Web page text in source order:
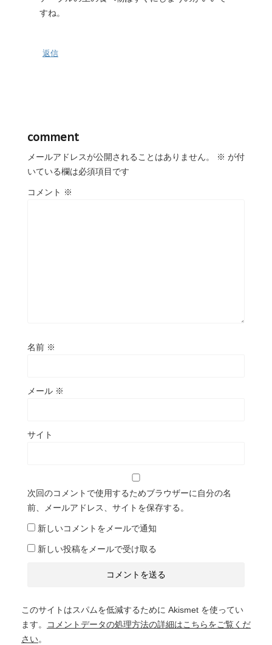
すね。
返信
comment
メールアドレスが公開されることはありません。 ※ が付
いている欄は必須項目です
コメント ※
名前 ※
メール ※
サイト
次回のコメントで使用するためブラウザーに自分の名
前、メールアドレス、サイトを保存する。
新しいコメントをメールで通知
新しい投稿をメールで受け取る
このサイトはスパムを低減するために Akismet を使ってい
ます。
コメントデータの処理方法の詳細はこちらをご覧くだ
さい。